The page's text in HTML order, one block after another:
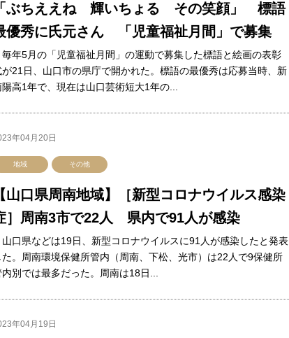
ぶちええね 輝いちょる その笑顔」 標語
優秀に氏元さん 「児童福祉月間」で募集
年5月の「児童福祉月間」の運動で募集した標語と絵画の表彰
が21日、山口市の県庁で開かれた。標語の最優秀は応募当時、新
高1年で、現在は山口芸術短大1年の...
年04月20日
地域 その他
山口県周南地域】［新型コロナウイルス感染
］周南3市で22人 県内で91人が感染
口県などは19日、新型コロナウイルスに91人が感染したと発表
た。周南環境保健所管内（周南、下松、光市）は22人で9保健所
別では最多だった。周南は18日...
年04月19日